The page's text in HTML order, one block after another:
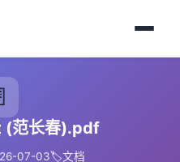
(范长春).pdf
07-03🏷️文档